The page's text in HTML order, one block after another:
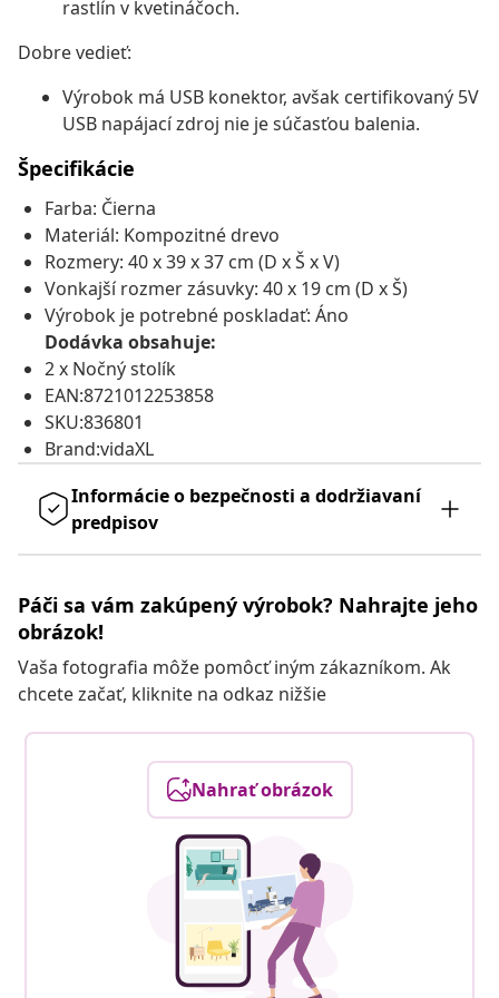
rastlín v kvetináčoch.
Dobre vedieť:
Výrobok má USB konektor, avšak certifikovaný 5V
USB napájací zdroj nie je súčasťou balenia.
Špecifikácie
Farba: Čierna
Materiál: Kompozitné drevo
Rozmery: 40 x 39 x 37 cm (D x Š x V)
Vonkajší rozmer zásuvky: 40 x 19 cm (D x Š)
Výrobok je potrebné poskladať: Áno
Dodávka obsahuje:
2 x Nočný stolík
EAN:8721012253858
SKU:836801
Brand:vidaXL
Informácie o bezpečnosti a dodržiavaní
predpisov
Páči sa vám zakúpený výrobok? Nahrajte jeho
obrázok!
Vaša fotografia môže pomôcť iným zákazníkom. Ak
chcete začať, kliknite na odkaz nižšie
Nahrať obrázok